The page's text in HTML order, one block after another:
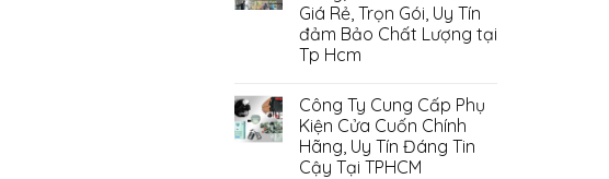
Giá Rẻ, Trọn Gói, Uy Tín
đảm Bảo Chất Lượng tại
Tp Hcm
Công Ty Cung Cấp Phụ
Kiện Cửa Cuốn Chính
Hãng, Uy Tín Đáng Tin
Cậy Tại TPHCM